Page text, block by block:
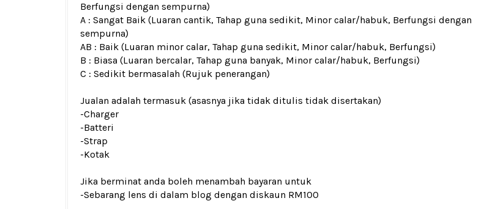
Berfungsi dengan sempurna)
A : Sangat Baik (Luaran cantik, Tahap guna sedikit, Minor calar/habuk, Berfungsi dengan
sempurna)
AB : Baik (Luaran minor calar, Tahap guna sedikit, Minor calar/habuk, Berfungsi)
B : Biasa (Luaran bercalar, Tahap guna banyak, Minor calar/habuk, Berfungsi)
C : Sedikit bermasalah (Rujuk penerangan)
Jualan adalah termasuk (asasnya jika tidak ditulis tidak disertakan)
-Charger
-Batteri
-Strap
-Kotak
Jika berminat anda boleh menambah bayaran untuk
-Sebarang lens di dalam blog dengan diskaun RM100